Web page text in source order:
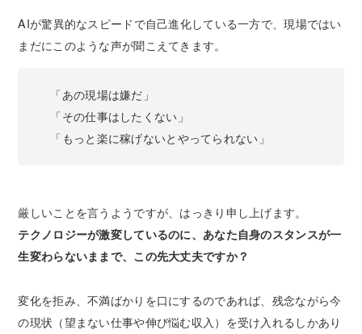
AIが驚異的なスピードで自己進化している一方で、現場ではい
まだにこのような声が聞こえてきます。
「あの現場は嫌だ」
「その仕事はしたくない」
「もっと楽に稼げないとやってられない」
厳しいことを言うようですが、はっきり申し上げます。
テクノロジーが激変しているのに、あなた自身のスタンスが一
生変わらないままで、この先大丈夫ですか？
変化を拒み、不満ばかりを口にするのであれば、残念ながら今
の現状（望まない仕事や伸び悩む収入）を受け入れるしかあり